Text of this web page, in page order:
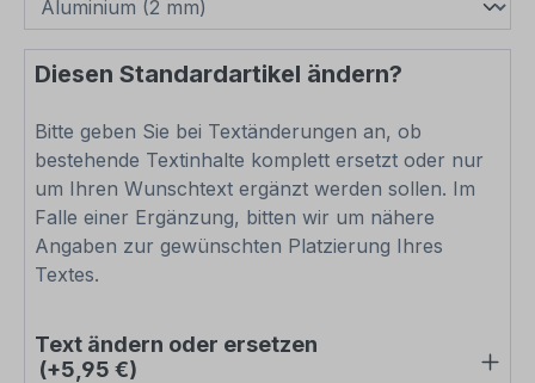
Diesen Standardartikel ändern?
Bitte geben Sie bei Textänderungen an, ob
bestehende Textinhalte komplett ersetzt oder nur
um Ihren Wunschtext ergänzt werden sollen. Im
Falle einer Ergänzung, bitten wir um nähere
Angaben zur gewünschten Platzierung Ihres
Textes.
Text ändern oder ersetzen
(+5,95 €)